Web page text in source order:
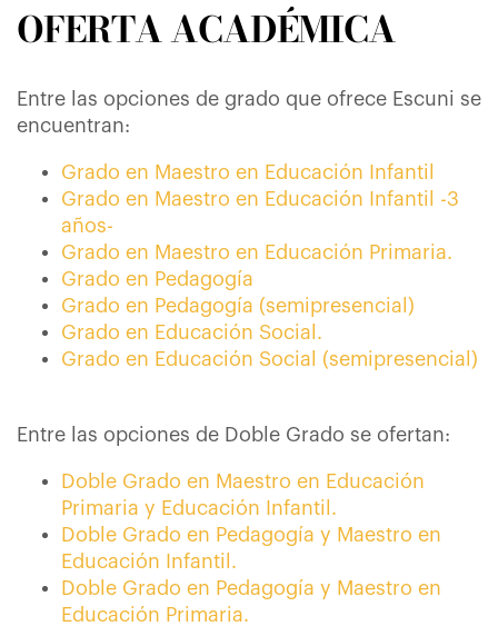
OFERTA ACADÉMICA
Entre las opciones de grado que ofrece Escuni se
encuentran:
Grado en Maestro en Educación Infantil
Grado en Maestro en Educación Infantil -3
años-
Grado en Maestro en Educación Primaria.
Grado en Pedagogía
Grado en Pedagogía (semipresencial)
Grado en Educación Social.
Grado en Educación Social (semipresencial)
Entre las opciones de Doble Grado se ofertan:
Doble Grado en Maestro en Educación
Primaria y Educación Infantil.
Doble Grado en Pedagogía y Maestro en
Educación Infantil.
Doble Grado en Pedagogía y Maestro en
Educación Primaria.